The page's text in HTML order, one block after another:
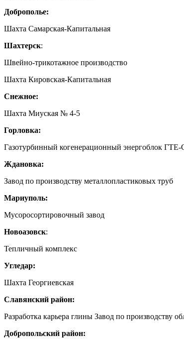
Доброполье:
Шахта Самарская-Капитальная
Шахтерск:
Швейно-трикотажное производство
Шахта Кировская-Капитальная
Снежное:
Шахта Миуская № 4-5
Горловка:
Газотурбинный когенерационный энергоблок ГТЕ-
Ждановка:
Завод по производству металлопластиковых труб
Мариуполь:
Мусоросортировочный завод
Новоазовск:
Тепличный комплекс
Угледар:
Шахта Георгиевская
Славянский район:
Разработка карьера глины Завод по производству
Добропольский район: